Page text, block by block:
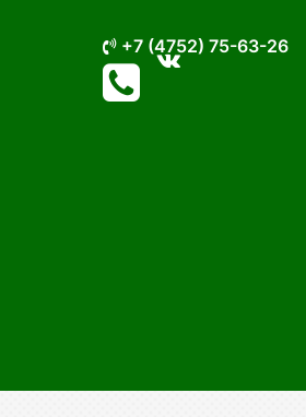
+7 (4752) 75-63-26